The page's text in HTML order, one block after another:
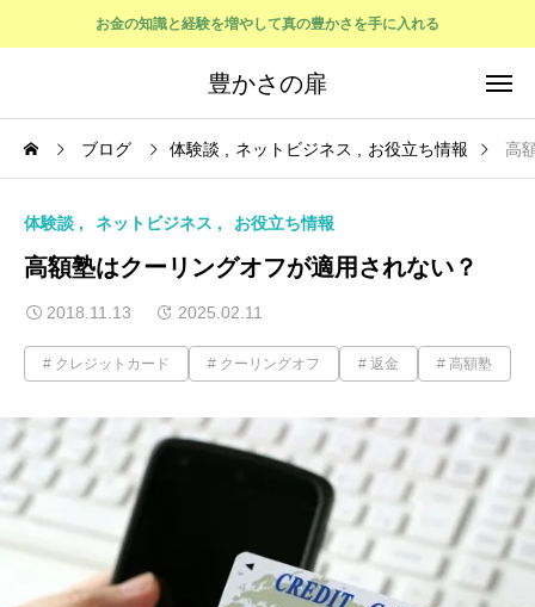
お金の知識と経験を増やして真の豊かさを手に入れる
豊かさの扉
ブログ 体験談 ネットビジネス お役立ち情報 高
体験談 ネットビジネス お役立ち情報
高額塾はクーリングオフが適用されない？
2018.11.13 2025.02.11
クレジットカード クーリングオフ 返金 高額塾